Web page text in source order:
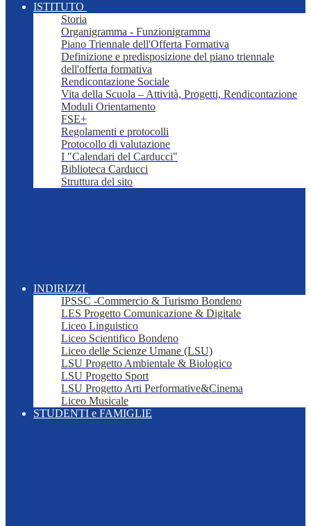
ISTITUTO
Storia
Organigramma - Funzionigramma
Piano Triennale dell'Offerta Formativa
Definizione e predisposizione del piano triennale
dell'offerta formativa
Rendicontazione Sociale
Vita della Scuola – Attività, Progetti, Rendicontazione
Moduli Orientamento
FSE+
Regolamenti e protocolli
Protocollo di valutazione
I "Calendari del Carducci"
Biblioteca Carducci
Struttura del sito
INDIRIZZI
IPSSC -Commercio & Turismo Bondeno
LES Progetto Comunicazione & Digitale
Liceo Linguistico
Liceo Scientifico Bondeno
Liceo delle Scienze Umane (LSU)
LSU Progetto Ambientale & Biologico
LSU Progetto Sport
LSU Progetto Arti Performative&Cinema
Liceo Musicale
STUDENTI e FAMIGLIE